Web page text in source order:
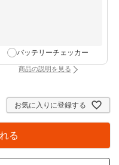
（別タブで開きます）
バッテリーチェッカー
商品の説明を見る：バッテリーチェッカ
お気に入りに登録する
る